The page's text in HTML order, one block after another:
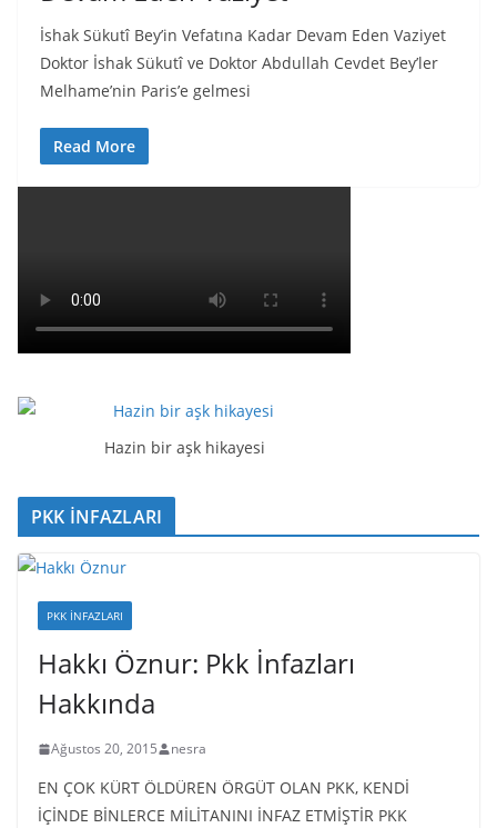
İshak Sükutî Bey’in Vefatına Kadar Devam Eden Vaziyet
Doktor İshak Sükutî ve Doktor Abdullah Cevdet Bey’ler
Melhame’nin Paris’e gelmesi
Read More
Hazin bir aşk hikayesi
PKK İNFAZLARI
PKK İNFAZLARI
Hakkı Öznur: Pkk İnfazları
Hakkında
Ağustos 20, 2015 nesra
EN ÇOK KÜRT ÖLDÜREN ÖRGÜT OLAN PKK, KENDİ
İÇİNDE BİNLERCE MİLİTANINI İNFAZ ETMİŞTİR PKK